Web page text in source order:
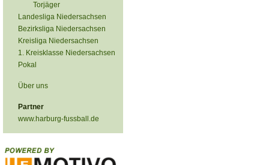
Torjäger
Landesliga Niedersachsen
Bezirksliga Niedersachsen
Kreisliga Niedersachsen
1. Kreisklasse Niedersachsen
Pokal
Über uns
Partner
www.harburg-fussball.de